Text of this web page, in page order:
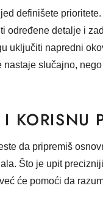
definišete
određene detalje i
uključiti napredni
slučajno,
KORISNU
da pripremiš
Što je upit
će pomoći da